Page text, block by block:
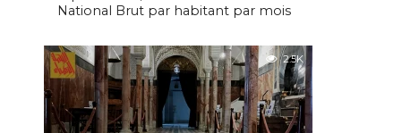
National Brut par habitant par mois
2.5K